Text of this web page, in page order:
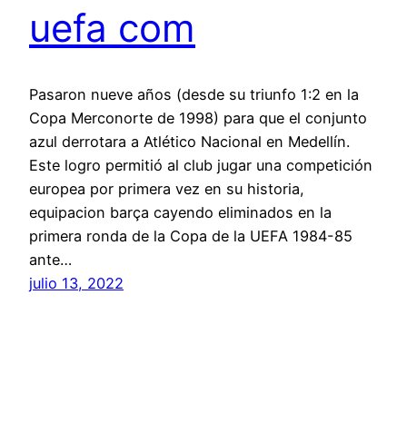
uefa com
Pasaron nueve años (desde su triunfo 1:2 en la
Copa Merconorte de 1998) para que el conjunto
azul derrotara a Atlético Nacional en Medellín.
Este logro permitió al club jugar una competición
europea por primera vez en su historia,
equipacion barça cayendo eliminados en la
primera ronda de la Copa de la UEFA 1984-85
ante…
julio 13, 2022